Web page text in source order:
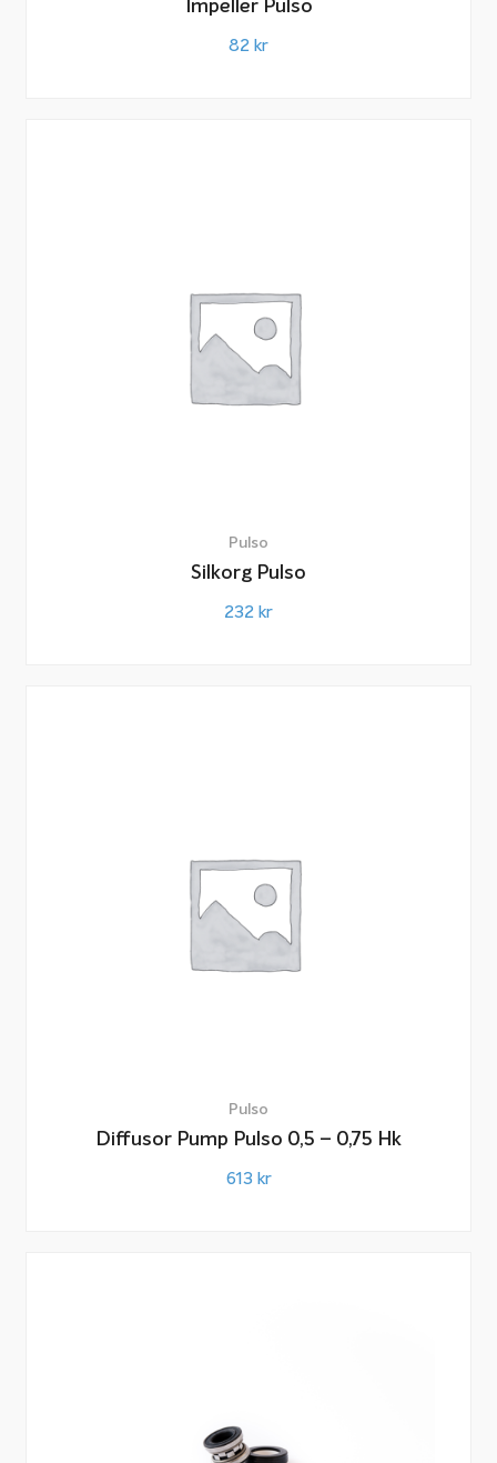
Impeller Pulso
82 kr
Pulso
Silkorg Pulso
232 kr
Pulso
Diffusor Pump Pulso 0,5 – 0,75 Hk
613 kr